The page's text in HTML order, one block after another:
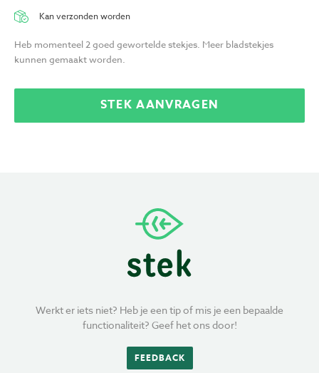
Kan verzonden worden
Heb momenteel 2 goed gewortelde stekjes. Meer bladstekjes
kunnen gemaakt worden.
STEK AANVRAGEN
Werkt er iets niet? Heb je een tip of mis je een bepaalde
functionaliteit? Geef het ons door!
FEEDBACK